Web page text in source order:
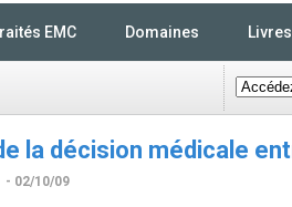
EMC Domaines Livres
la décision médicale
- 02/10/09